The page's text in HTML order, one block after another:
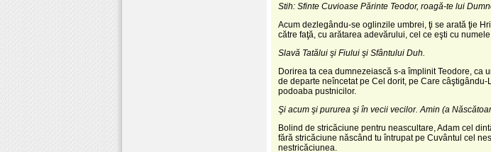
Stih: Sfinte Cuvioase Părinte Teodor, roagă-te lui
Acum dezlegându-se oglinzile umbrei, ţi se arată ţie
către faţă, cu arătarea adevărului, cel ce eşti cu
Slavă Tatălui şi Fiului şi Sfântului Duh.
Dorirea ta cea dumnezeiască s-a împlinit Teodore, ca
de departe neîncetat pe Cel dorit, pe Care
podoaba pustnicilor.
Şi acum şi pururea şi în vecii vecilor. Amin (a
Bolind de stricăciune pentru neascultare, Adam cel
fără stricăciune născând tu întrupat pe Cuvântul cel
nestricăciunea.